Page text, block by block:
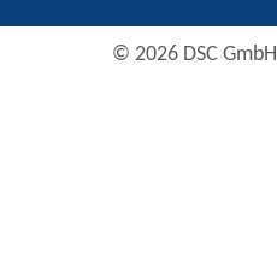
© 2026 DSC GmbH